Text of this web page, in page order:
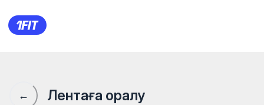
1Fit қауымдастығы · 1Fit
← Лентаға оралу